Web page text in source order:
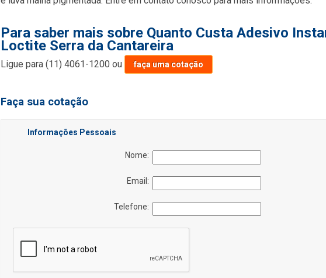
Para saber mais sobre Quanto Custa Adesivo
Loctite Serra da Cantareira
Ligue para(11) 4061-1200 ou faça uma cotação
Faça sua cotação
Informações Pessoais
Nome:
Email:
Telefone: